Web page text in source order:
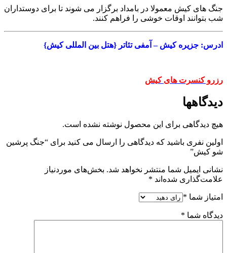
جنگ های کیش معمولا در بامداد برگزار می شوند تا برای دوستداران
شب بتوانند اوقات خوشی را فراهم کنند.
ادرس: جزیره کیش – آمفی تئاتر {هتل بین المللی کیش}
رزرو کنسرت های کیش
دیدگاهها
هیچ دیدگاهی برای این محصول نوشته نشده است.
اولین نفری باشید که دیدگاهی را ارسال می کنید برای “جنگ پرشین
شو کیش”
نشانی ایمیل شما منتشر نخواهد شد. بخش‌های موردنیاز
علامت‌گذاری شده‌اند *
امتیاز شما *
دیدگاه شما *